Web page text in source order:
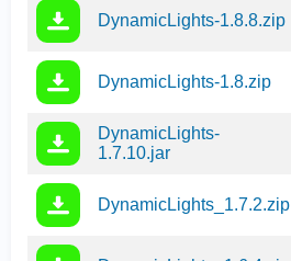
DynamicLights-1.8.8.zip
DynamicLights-1.8.zip
DynamicLights-
1.7.10.jar
DynamicLights_1.7.2.zip